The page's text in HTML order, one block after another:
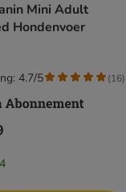
Mini Adult
Hondenvoer
4.7/5 (16)